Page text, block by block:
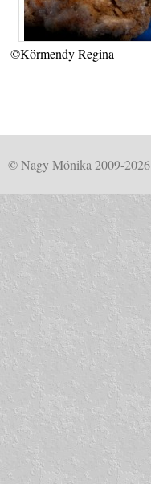
©Körmendy Regina
© Nagy Mónika 2009-2026